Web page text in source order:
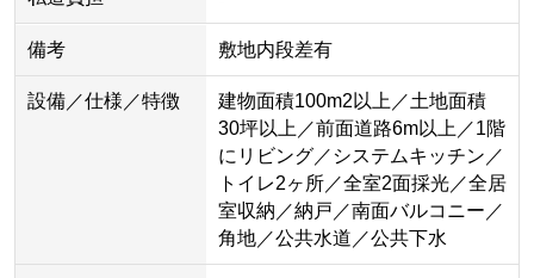
備考 敷地内段差有
設備／仕様／特徴
建物面積100m2以上／土地面積
30坪以上／前面道路6m以上／1階
にリビング／システムキッチン／
トイレ2ヶ所／全室2面採光／全居
室収納／納戸／南面バルコニー／
角地／公共水道／公共下水